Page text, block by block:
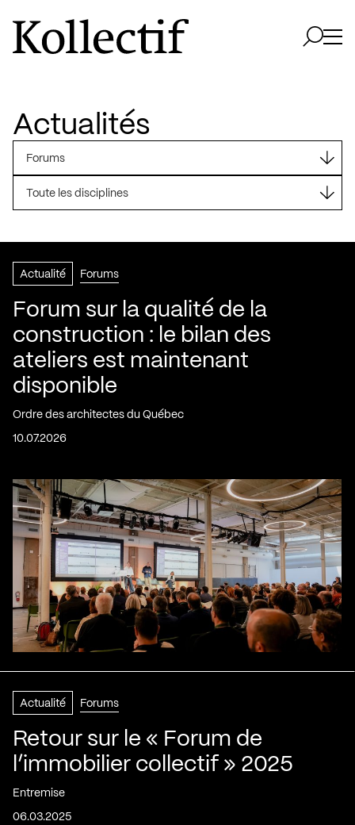
Aller à la page d'accueil
Logo Kollectif
Actualités
Forums
Toute les disciplines
Actualité Forums
Forum sur la qualité de la
construction : le bilan des
ateliers est maintenant
disponible
Ordre des architectes du Québec
10.07.2026
Actualité Forums
Retour sur le « Forum de
l’immobilier collectif » 2025
Entremise
06.03.2025